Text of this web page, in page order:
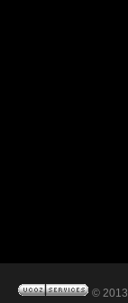
© 2013